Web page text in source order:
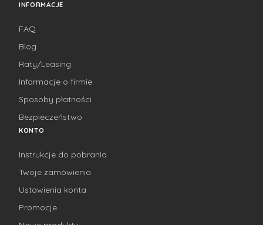
INFORMACJE
FAQ
Blog
Raty/Leasing
Informacje o firmie
Sposoby płatności
Bezpieczeństwo
KONTO
Instrukcje do pobrania
Twoje zamówienia
Ustawienia konta
Promocje